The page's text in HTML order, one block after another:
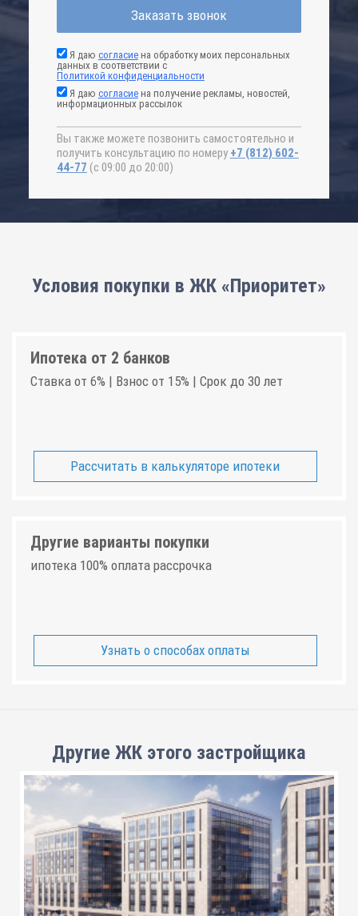
Заказать звонок
Я даю согласиена обработку моих персональных
данных в соответствии с
Политикой конфиденциальности
Я даю согласиена получение рекламы, новостей,
информационных рассылок
Вы также можете позвонить самостоятельно и
получить консультацию по номеру +7 (812) 602-
44-77 (с 09:00 до 20:00)
Условия покупки в ЖК «Приоритет»
Ипотека от 2 банков
Ставка от 6% | Взнос от 15% | Срок до 30 лет
Рассчитать в калькуляторе ипотеки
Другие варианты покупки
ипотека 100% оплата рассрочка
Узнать о способах оплаты
Другие ЖК этого застройщика